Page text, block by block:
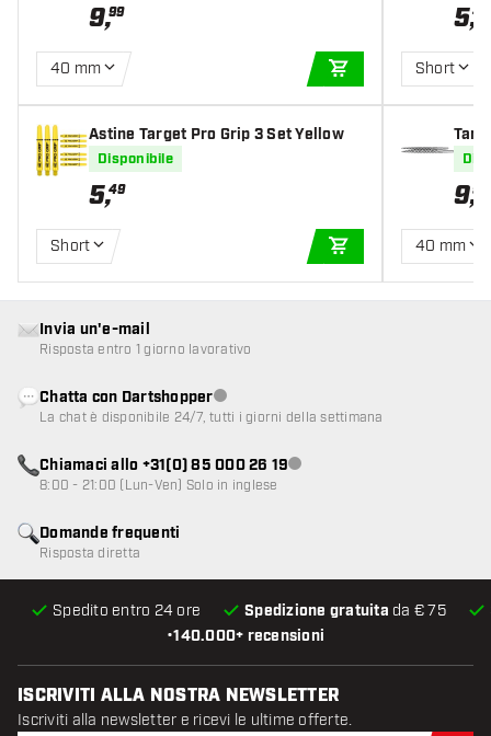
9,99
40 mm
AGGIUNGI AL
Astine Target Pro Grip 3 Set Yellow
Disponibile
5,49
Short
AGGIUNGI AL
5,49
Short
9,99
40 mm
•140.000+ recensioni
Spedito entro 24 ore Spedizione gratuita da € 75
Domande frequenti
Risposta diretta
Invia un'e-mail
Risposta entro 1 giorno lavorativo
Chatta con DartshopperServizio clienti non disponibile
La chat è disponibile 24/7, tutti i giorni della settimana
Chiamaci allo +31(0) 85 000 26 19Servizio clienti non disponibile
8:00 - 21:00 (Lun-Ven) Solo in inglese
ISCRIVITI ALLA NOSTRA NEWSLETTER
Iscriviti alla newsletter e ricevi le ultime offerte.